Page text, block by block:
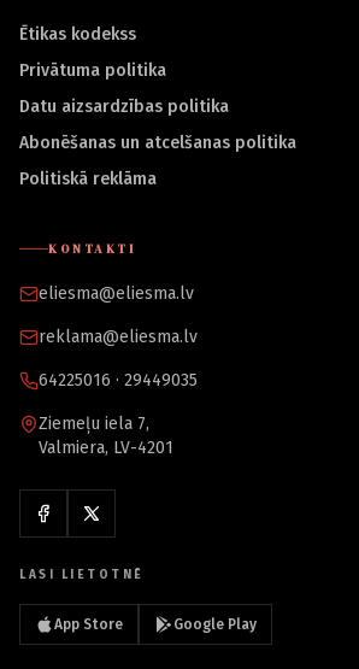
Ētikas kodekss
Privātuma politika
Datu aizsardzības politika
Abonēšanas un atcelšanas politika
Politiskā reklāma
KONTAKTI
eliesma@eliesma.lv
reklama@eliesma.lv
64225016 · 29449035
Ziemeļu iela 7,
Valmiera, LV-4201
LASI LIETOTNĒ
App Store Google Play